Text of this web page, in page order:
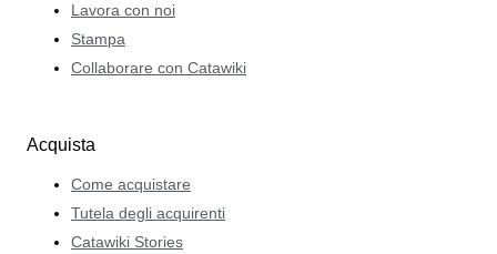
Lavora con noi
Stampa
Collaborare con Catawiki
Acquista
Come acquistare
Tutela degli acquirenti
Catawiki Stories